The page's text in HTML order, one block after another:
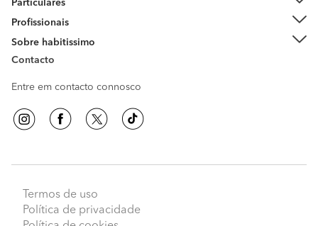
Particulares
Profissionais
Sobre habitissimo
Contacto
Entre em contacto connosco
Termos de uso
Política de privacidade